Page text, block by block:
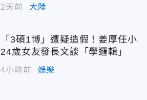
2天前 大陸
「3碩1博」遭疑造假！姜厚任小
24歲女友發長文談「學邏輯」
4小時前 娛樂